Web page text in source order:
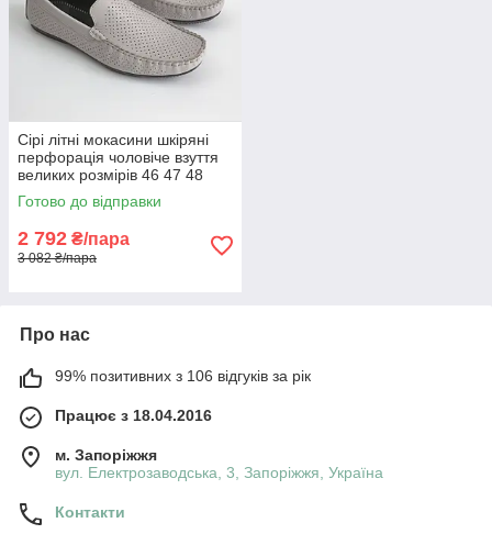
Сірі літні мокасини шкіряні
перфорація чоловіче взуття
великих розмірів 46 47 48
Rosso Avangard BS M4
PerfGrey
Готово до відправки
2 792 ₴/пара
3 082 ₴/пара
Про нас
99% позитивних з 106 відгуків за рік
Працює з 18.04.2016
м. Запоріжжя
вул. Електрозаводська, 3, Запоріжжя, Україна
Контакти